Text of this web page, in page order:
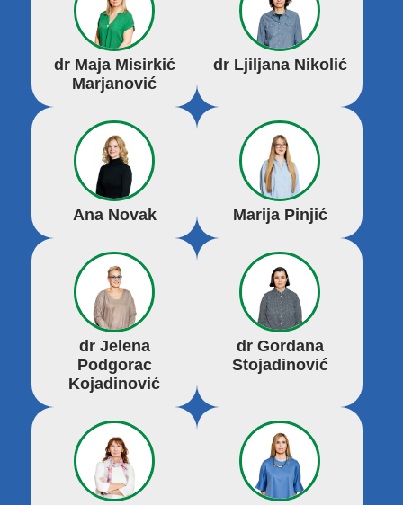
dr Maja Misirkić
Marjanović
dr Ljiljana Nikolić
Ana Novak Marija Pinjić
dr Jelena
Podgorac
Kojadinović
dr Gordana
Stojadinović